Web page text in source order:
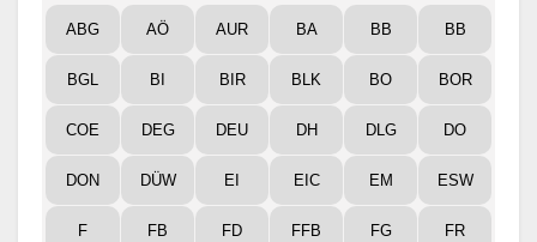
ABG AÖ AUR BA BB BB
BGL BI BIR BLK BO BOR
COE DEG DEU DH DLG DO
DON DÜW EI EIC EM ESW
F FB FD FFB FG FR